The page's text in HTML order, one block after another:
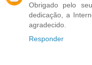
Obrigado pelo
dedicação, a
agradecido.
Responder